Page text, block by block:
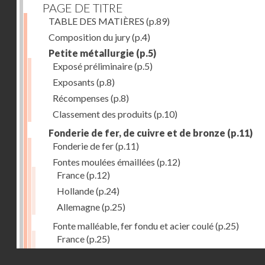
PAGE DE TITRE
TABLE DES MATIÈRES (p.89)
Composition du jury(p.4)
Petite métallurgie (p.5)
Exposé préliminaire(p.5)
Exposants (p.8)
Récompenses (p.8)
Classement des produits (p.10)
Fonderie de fer, de cuivre et de bronze (p.11)
Fonderie de fer(p.11)
Fontes moulées émaillées (p.12)
France(p.12)
Hollande(p.24)
Allemagne(p.25)
Fonte malléable, fer fondu et acier coulé(p.25)
France(p.25)